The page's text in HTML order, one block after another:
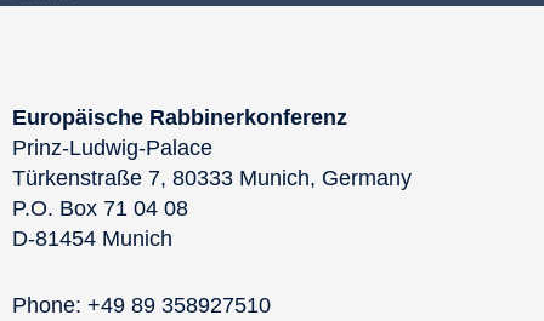
Europäische Rabbinerkonferenz
Prinz-Ludwig-Palace
Türkenstraße 7, 80333 Munich, Germany
P.O. Box 71 04 08
D-81454 Munich
Phone: +49 89 358927510